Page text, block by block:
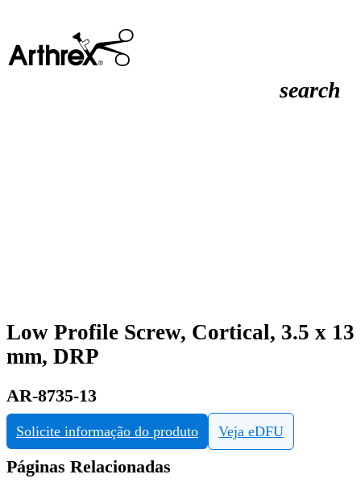
search
Low Profile Screw, Cortical, 3.5 x 13
mm, DRP
AR-8735-13
Solicite informação do produto Veja eDFU
Páginas Relacionadas